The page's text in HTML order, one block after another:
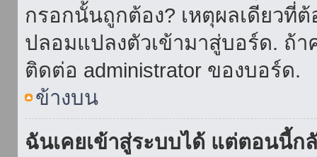
กรอกนั้นถูกต้อง? เหตุผลเดียวที่
ปลอมแปลงตัวเข้ามาสู่บอร์ด. ถ้
ติดต่อ administrator ของบอร์ด.
ข้างบน
ฉันเคยเข้าสู่ระบบได้ แต่ตอนนี้ก